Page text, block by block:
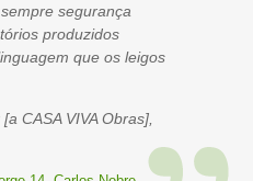
segurança
produzidos
que os leigos
CASA VIVA Obras],